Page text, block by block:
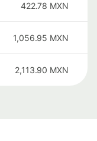
422.78 MXN
1,056.95 MXN
2,113.90 MXN